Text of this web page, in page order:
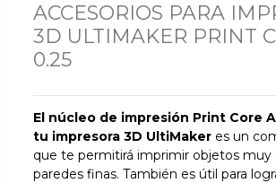
ACCESORIOS PARA
3D ULTIMAKER PRINT
0.25
El núcleo de impresión Print Core
tu impresora 3D UltiMaker es un
que te permitirá imprimir objetos muy
paredes finas. También es útil para